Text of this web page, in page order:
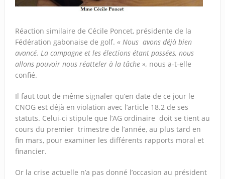
Réaction similaire de Cécile Poncet, présidente de la
Fédération gabonaise de golf. « Nous avons déjà bien
avancé. La campagne et les élections étant passées, nous
allons pouvoir nous réatteler à la tâche », nous a-t-elle
confié.
Il faut tout de même signaler qu’en date de ce jour le
CNOG est déjà en violation avec l’article 18.2 de ses
statuts. Celui-ci stipule que l’AG ordinaire doit se tient au
cours du premier trimestre de l’année, au plus tard en
fin mars, pour examiner les différents rapports moral et
financier.
Or la crise actuelle n’a pas donné l’occasion au président